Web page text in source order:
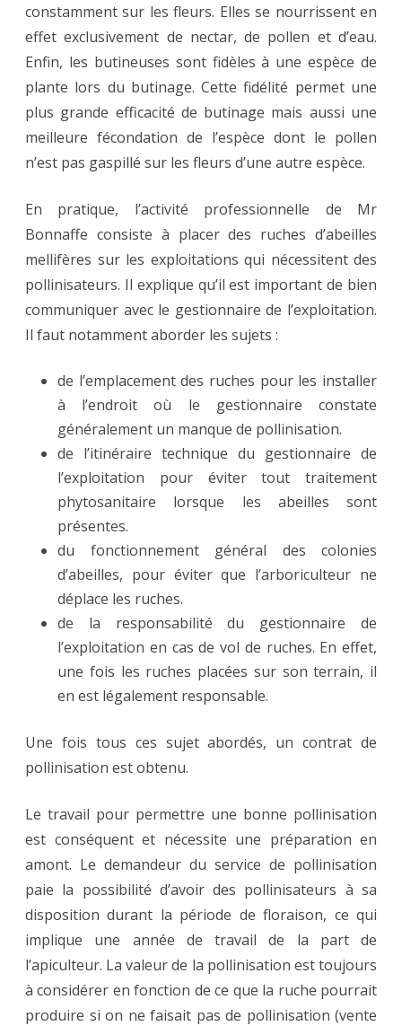
constamment sur les fleurs. Elles se nourrissent en
effet exclusivement de nectar, de pollen et d’eau.
Enfin, les butineuses sont fidèles à une espèce de
plante lors du butinage. Cette fidélité permet une
plus grande efficacité de butinage mais aussi une
meilleure fécondation de l’espèce dont le pollen
n’est pas gaspillé sur les fleurs d’une autre espèce.
En pratique, l’activité professionnelle de Mr
Bonnaffe consiste à placer des ruches d’abeilles
mellifères sur les exploitations qui nécessitent des
pollinisateurs. Il explique qu’il est important de bien
communiquer avec le gestionnaire de l’exploitation.
Il faut notamment aborder les sujets :
de l’emplacement des ruches pour les installer
à l’endroit où le gestionnaire constate
généralement un manque de pollinisation.
de l’itinéraire technique du gestionnaire de
l’exploitation pour éviter tout traitement
phytosanitaire lorsque les abeilles sont
présentes.
du fonctionnement général des colonies
d’abeilles, pour éviter que l’arboriculteur ne
déplace les ruches.
de la responsabilité du gestionnaire de
l’exploitation en cas de vol de ruches. En effet,
une fois les ruches placées sur son terrain, il
en est légalement responsable.
Une fois tous ces sujet abordés, un contrat de
pollinisation est obtenu.
Le travail pour permettre une bonne pollinisation
est conséquent et nécessite une préparation en
amont. Le demandeur du service de pollinisation
paie la possibilité d’avoir des pollinisateurs à sa
disposition durant la période de floraison, ce qui
implique une année de travail de la part de
l’apiculteur. La valeur de la pollinisation est toujours
à considérer en fonction de ce que la ruche pourrait
produire si on ne faisait pas de pollinisation (vente